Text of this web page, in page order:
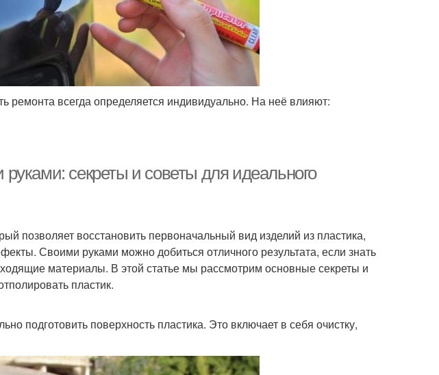
ремонта всегда определяется индивидуально. На неё влияют:
секреты и советы для идеального
позволяет восстановить первоначальный вид изделий из пластика,
Своими руками можно добиться отличного результата, если знать
материалы. В этой статье мы рассмотрим основные секреты и
пластик.
подготовить поверхность пластика. Это включает в себя очистку,